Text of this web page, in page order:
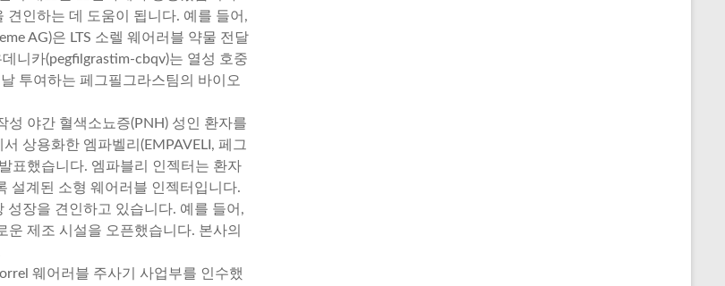
견인하는 데 도움이 됩니다. 예를 들어,
AG)은 LTS 소렐 웨어러블 약물 전달
니카(pegfilgrastim-cbqv)는 열성 호중
투여하는 페그필그라스팀의 바이오
성 야간 혈색소뇨증(PNH) 성인 환자를
상용화한 엠파벨리(EMPAVELI, 페그
표했습니다. 엠파블리 인젝터는 환자
설계된 소형 웨어러블 인젝터입니다.
성장을 견인하고 있습니다. 예를 들어,
제조 시설을 오픈했습니다. 본사의
웨어러블 주사기 사업부를 인수했